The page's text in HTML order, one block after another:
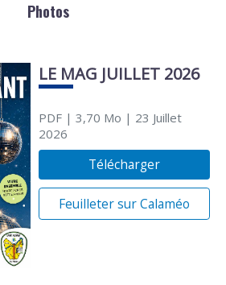
Photos
LE MAG JUILLET 2026
PDF| 3,70 Mo | 23 Juillet
2026
Télécharger
Feuilleter sur Calaméo